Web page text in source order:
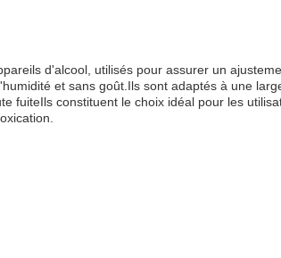
d'alcool, utilisés pour assurer un
et sans goût.Ils sont adaptés à une
fuiteIls constituent le choix idéal pour les